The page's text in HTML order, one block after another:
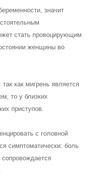
значит
стать провоцирующим
женщины во
как мигрень является
то у близких
приступов.
с головной
симптоматически: боль